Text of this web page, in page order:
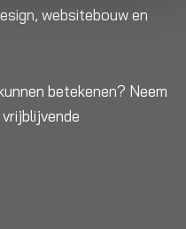
websitebouw en
betekenen? Neem